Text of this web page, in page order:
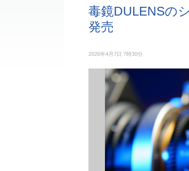
毒鏡DULENSの
発売
2026年4月7日 7時30分